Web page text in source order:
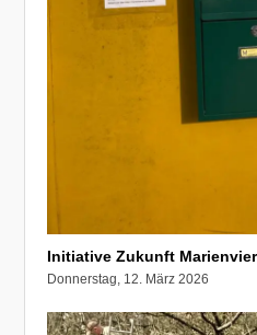
Initiative Zukunft
Donnerstag, 12. März 2026